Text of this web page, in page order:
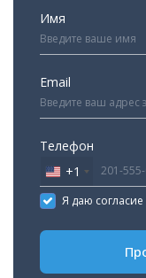
Имя
Email
Телефон
United
States
+1
+1
Я даю